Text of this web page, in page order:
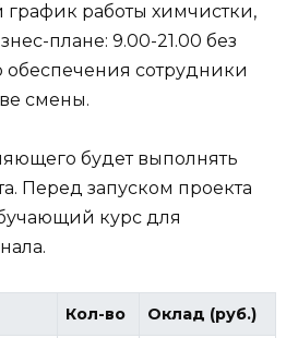
работы химчистки,
плане: 9.00-21.00 без
обеспечения сотрудники
смены.
будет выполнять
Перед запуском проекта
курс для
Кол-во Оклад (руб.)